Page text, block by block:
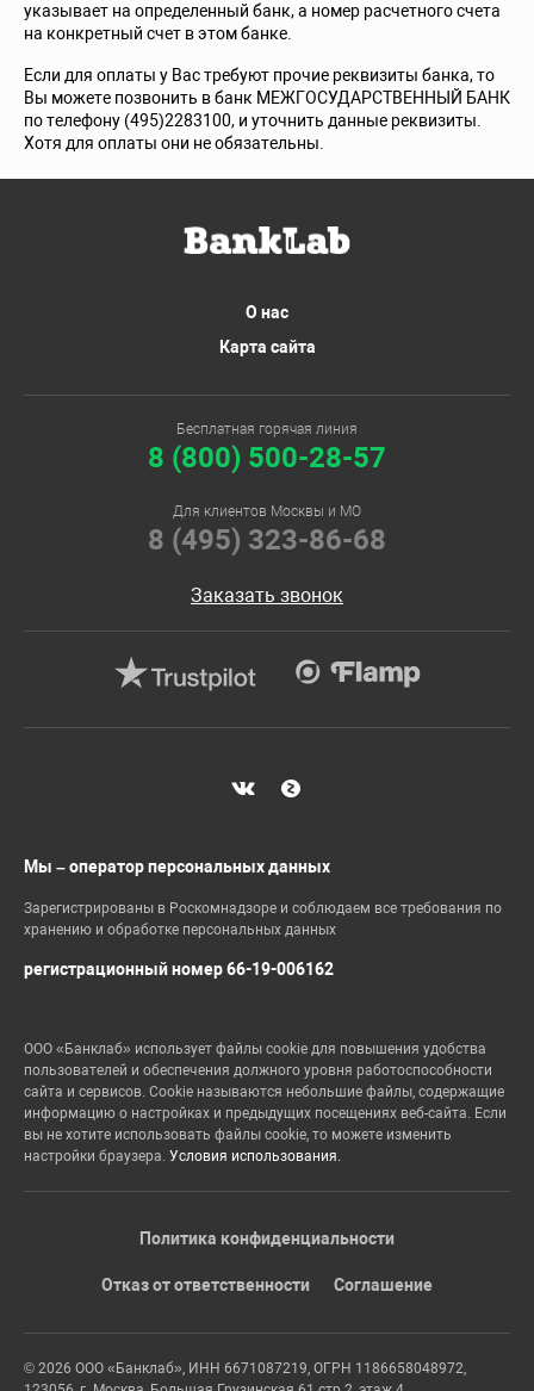
указывает на определенный банк, а номер расчетного счета
на конкретный счет в этом банке.
Если для оплаты у Вас требуют прочие реквизиты банка, то
Вы можете позвонить в банк МЕЖГОСУДАРСТВЕННЫЙ БАНК
по телефону (495)2283100, и уточнить данные реквизиты.
Хотя для оплаты они не обязательны.
О нас
Карта сайта
Бесплатная горячая линия
8 (800) 500-28-57
Для клиентов Москвы и МО
8 (495) 323-86-68
Заказать звонок
Мы – оператор персональных данных
Зарегистрированы в Роскомнадзоре и соблюдаем все требования по
хранению и обработке персональных данных
регистрационный номер 66-19-006162
ООО «Банклаб» использует файлы cookie для повышения удобства
пользователей и обеспечения должного уровня работоспособности
сайта и сервисов. Cookie называются небольшие файлы, содержащие
информацию о настройках и предыдущих посещениях веб-сайта. Если
вы не хотите использовать файлы cookie, то можете изменить
настройки браузера. Условия использования.
Политика конфиденциальности
Отказ от ответственности Соглашение
© 2026 ООО «Банклаб», ИНН 6671087219, ОГРН 1186658048972,